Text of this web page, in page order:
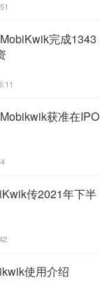
完成1343
获准在IPO
传2021年下半
使用介绍